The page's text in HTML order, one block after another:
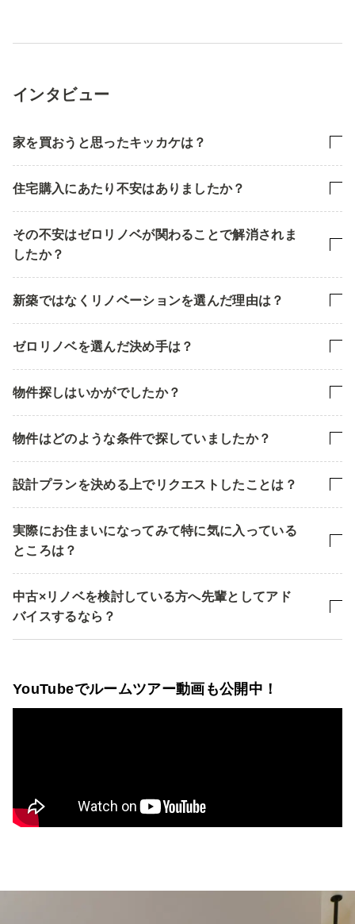
インタビュー
家を買おうと思ったキッカケは？
住宅購入にあたり不安はありましたか？
その不安はゼロリノベが関わることで解消されま
したか？
新築ではなくリノベーションを選んだ理由は？
ゼロリノベを選んだ決め手は？
物件探しはいかがでしたか？
物件はどのような条件で探していましたか？
設計プランを決める上でリクエストしたことは？
実際にお住まいになってみて特に気に入っている
ところは？
中古×リノベを検討している方へ先輩としてアド
バイスするなら？
YouTubeでルームツアー動画も公開中！